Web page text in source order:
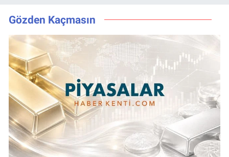
numaralar
Gözden Kaçmasın